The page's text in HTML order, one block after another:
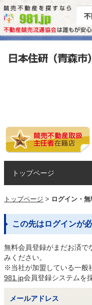
トップページ
トップページ > ログイン・
この先はログインが
無料会員登録がまだお済で
みください。
※当社が加盟している一般
981.jp会員登録システムを
メールアドレス